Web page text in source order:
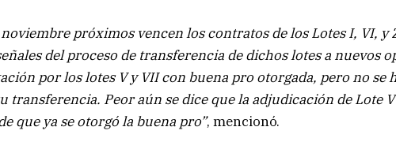
próximos vencen los contratos de los Lotes I, VI, y
del proceso de transferencia de dichos lotes a nuevos
por los lotes V y VII con buena pro otorgada, pero no se
transferencia. Peor aún se dice que la adjudicación de Lote
que ya se otorgó la buena pro”, mencionó.